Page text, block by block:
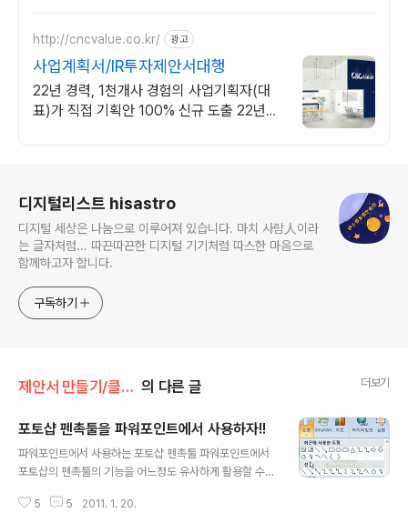
http://cncvalue.co.kr/ 광고
사업계획서/IR투자제안서대행
22년 경력, 1천개사 경험의 사업기획자(대
표)가 직접 기획안 100% 신규 도출 22년경
디지털리스트 hisastro
디지털 세상은 나눔으로 이루어져 있습니다. 마치 사람人이라
는 글자처럼... 따끈따끈한 디지털 기기처럼 따스한 마음으로
함께하고자 합니다.
구독하기
제안서 만들기/클립아트 의 다른 글 더보기
포토샵 펜촉툴을 파워포인트에서 사용하자!!
파워포인트에서 사용하는 포토샵 펜촉툴 파워포인트에서
포토샵의 펜촉툴의 기능을 어느정도 유사하게 활용할 수
그렇지 않은 분도 있을 겁니다. 주로 포토샵에서 작업을 병
5 5 2011. 1. 20.